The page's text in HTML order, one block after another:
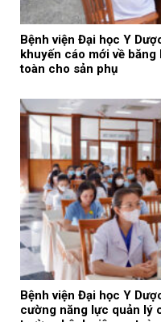
Bệnh viện Đại học Y
khuyến cáo mới về
toàn cho sản phụ
Bệnh viện Đại học Y
cường năng lực quản lý